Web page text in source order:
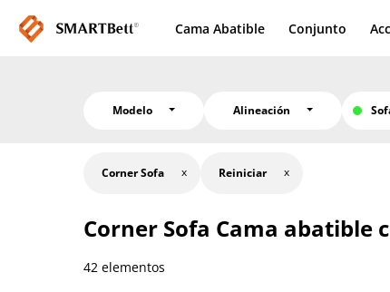
Cama Abatible Conjunto
Modelo Alineación
Corner Sofa Reiniciar
Corner Sofa Cama abatible
42 elementos